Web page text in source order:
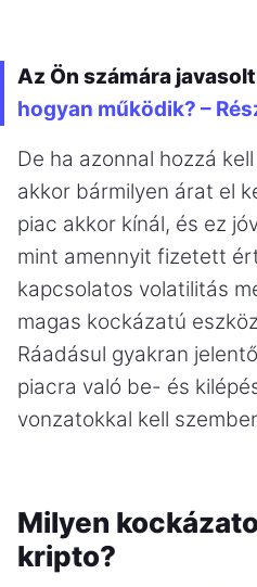
Az Ön számára
hogyan működik? –
De ha azonnal hozzá
akkor bármilyen árat el
piac akkor kínál, és ez
mint amennyit fizetett
kapcsolatos volatilitás
magas kockázatú
Ráadásul gyakran
piacra való be- és
vonzatokkal kell
Milyen
kripto?